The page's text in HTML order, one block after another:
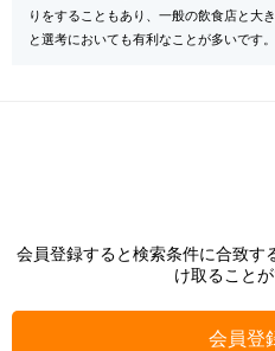
りをすることもあり、一般の飲食店と大
と選考においても有利なことが多いです。
会員登録すると検索条件に合致す
け取ることが
会員登